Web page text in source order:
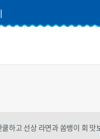
하고 선상 라면과 쏨뱅이 회 맛